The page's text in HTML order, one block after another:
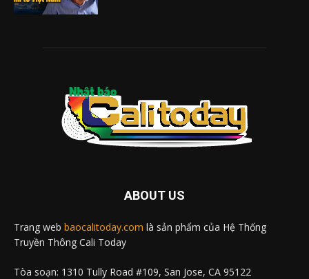
ABOUT US
Trang web baocalitoday.com là sản phẩm của Hệ Thống
Truyền Thông Cali Today
Tòa soạn: 1310 Tully Road #109, San Jose, CA 95122